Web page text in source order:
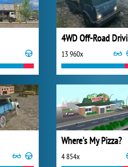
13 960x
Where's My Pizza?
4 854x